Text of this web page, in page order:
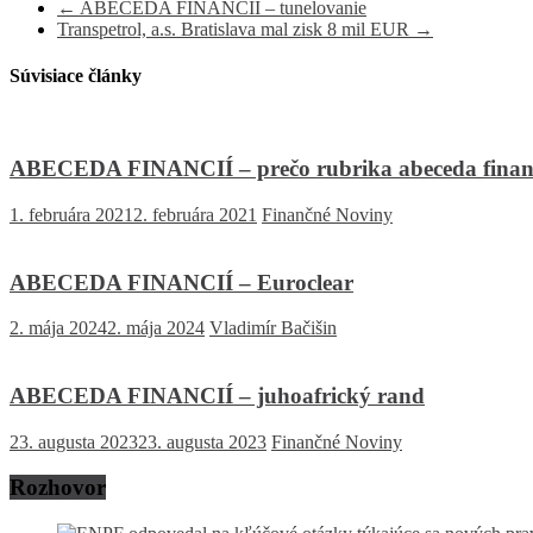
← ABECEDA FINANCIÍ – tunelovanie
Transpetrol, a.s. Bratislava mal zisk 8 mil EUR →
Súvisiace články
ABECEDA FINANCIÍ – prečo rubrika abeceda
1. februára 2021 2. februára 2021 Finančné Noviny
ABECEDA FINANCIÍ – Euroclear
2. mája 20242. mája 2024 Vladimír Bačišin
ABECEDA FINANCIÍ – juhoafrický rand
23. augusta 202323. augusta 2023 Finančné Noviny
Rozhovor